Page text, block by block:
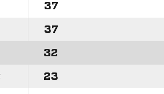
37
37
32
23